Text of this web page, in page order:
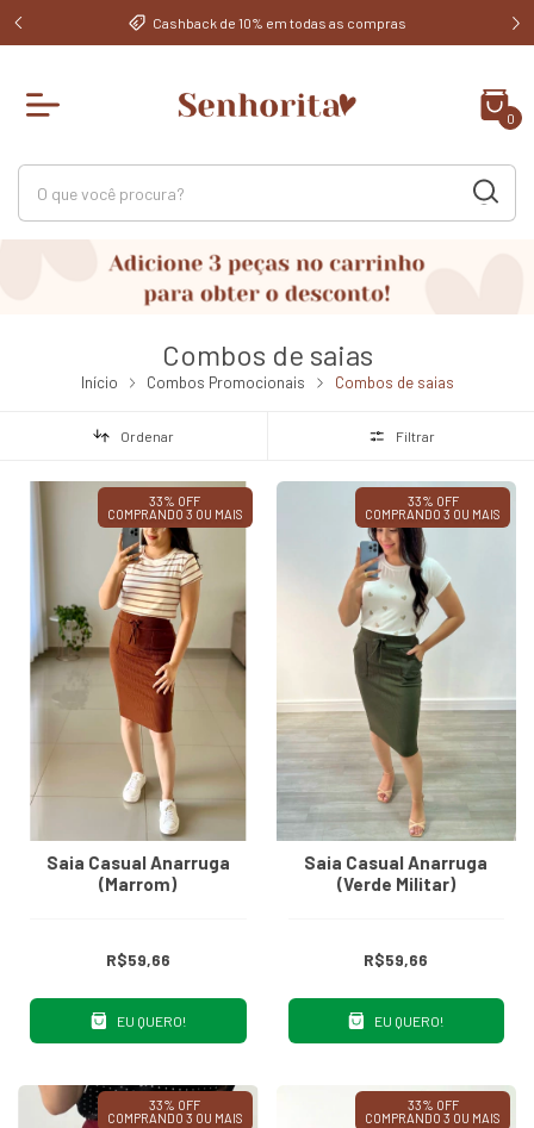
em todas as compras Usem o cupom BEMVINDA em sua
0
Combos de saias
Início Combos Promocionais Combos de saias
Ordenar Filtrar
33% OFF
COMPRANDO 3 OU MAIS
Saia Casual Anarruga
(Marrom)
R$59,66
EU QUERO!
33% OFF
COMPRANDO 3 OU MAIS
Saia Casual Anarruga
(Verde Militar)
R$59,66
EU QUERO!
33% OFF
COMPRANDO 3 OU MAIS
33% OFF
COMPRANDO 3 OU MAIS